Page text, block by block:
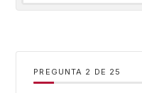
PREGUNTA DE 25